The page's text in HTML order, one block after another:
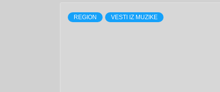
REGION VESTI IZ MUZIKE